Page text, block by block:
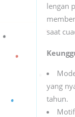
lengan
saat
yang
tahun.